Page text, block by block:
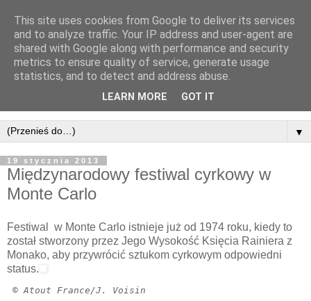
▼
19 stycznia 2013
Międzynarodowy festiwal cyrkowy w
Monte Carlo
Festiwal w Monte Carlo istnieje już od 1974 roku, kiedy to
został stworzony przez Jego Wysokość Księcia Rainiera z
Monako, aby przywrócić sztukom cyrkowym odpowiedni
status.
© Atout France/J. Voisin
This site uses cookies from Google to deliver its services
and to analyze traffic. Your IP address and user-agent are
shared with Google along with performance and security
metrics to ensure quality of service, generate usage
statistics, and to detect and address abuse.
LEARN MORE GOT IT